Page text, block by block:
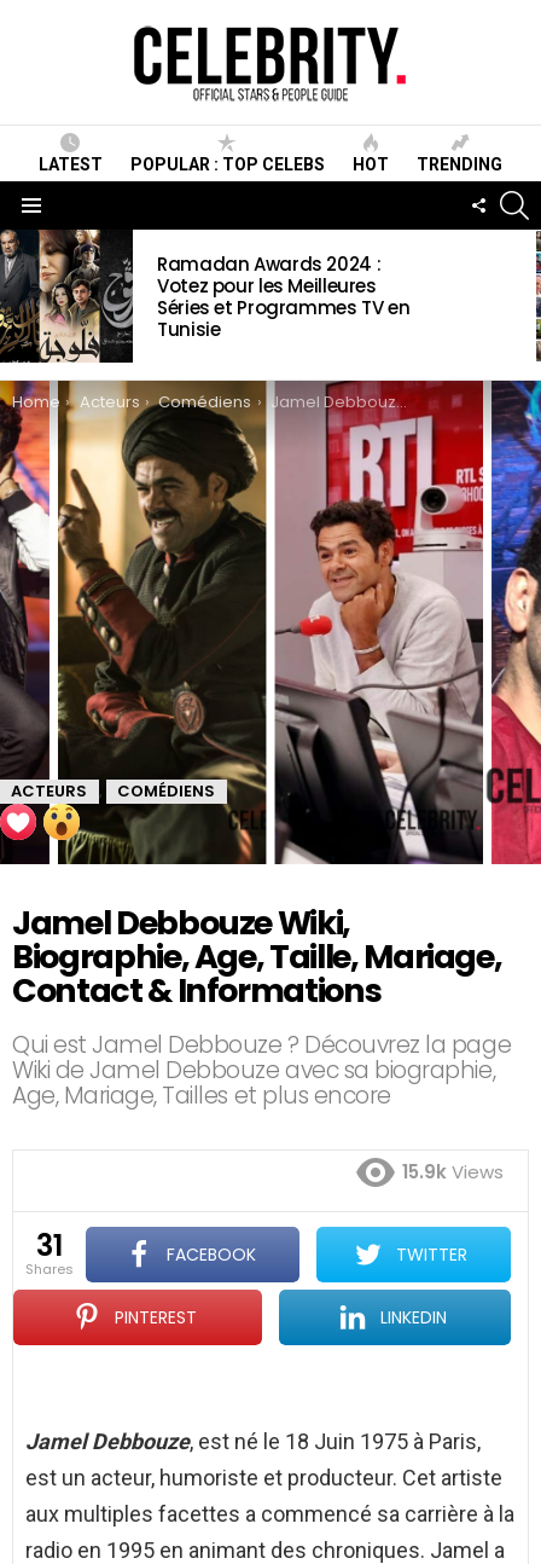
LATEST POPULAR : TOP CELEBS HOT TRENDING
LATEST
STORIES
Ramadan Awards 2024 :
Votez pour les Meilleures
Séries et Programmes TV en
Tunisie
You are here:
Home Acteurs Comédiens Jamel Debbouze Wiki, Biographie, Age, Taille, Mariage, Contact & Informations
ACTEURS , COMÉDIENS
Jamel Debbouze Wiki,
Biographie, Age, Taille, Mariage,
Contact & Informations
Qui est Jamel Debbouze ? Découvrez la page
Wiki de Jamel Debbouze avec sa biographie,
Age, Mariage, Tailles et plus encore
15.9kViews
31
shares
FACEBOOK TWITTER
PINTEREST LINKEDIN
Jamel Debbouze, est né le 18 Juin 1975 à Paris,
est un acteur, humoriste et producteur. Cet artiste
aux multiples facettes a commencé sa carrière à la
radio en 1995 en animant des chroniques. Jamel a